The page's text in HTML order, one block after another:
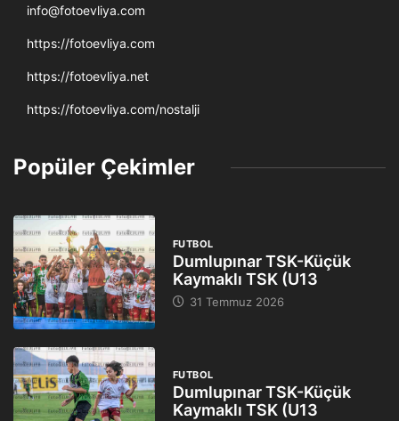
info@fotoevliya.com
https://fotoevliya.com
https://fotoevliya.net
https://fotoevliya.com/nostalji
Popüler Çekimler
FUTBOL
Dumlupınar TSK-Küçük
Kaymaklı TSK (U13
31 Temmuz 2026
FUTBOL
Dumlupınar TSK-Küçük
Kaymaklı TSK (U13